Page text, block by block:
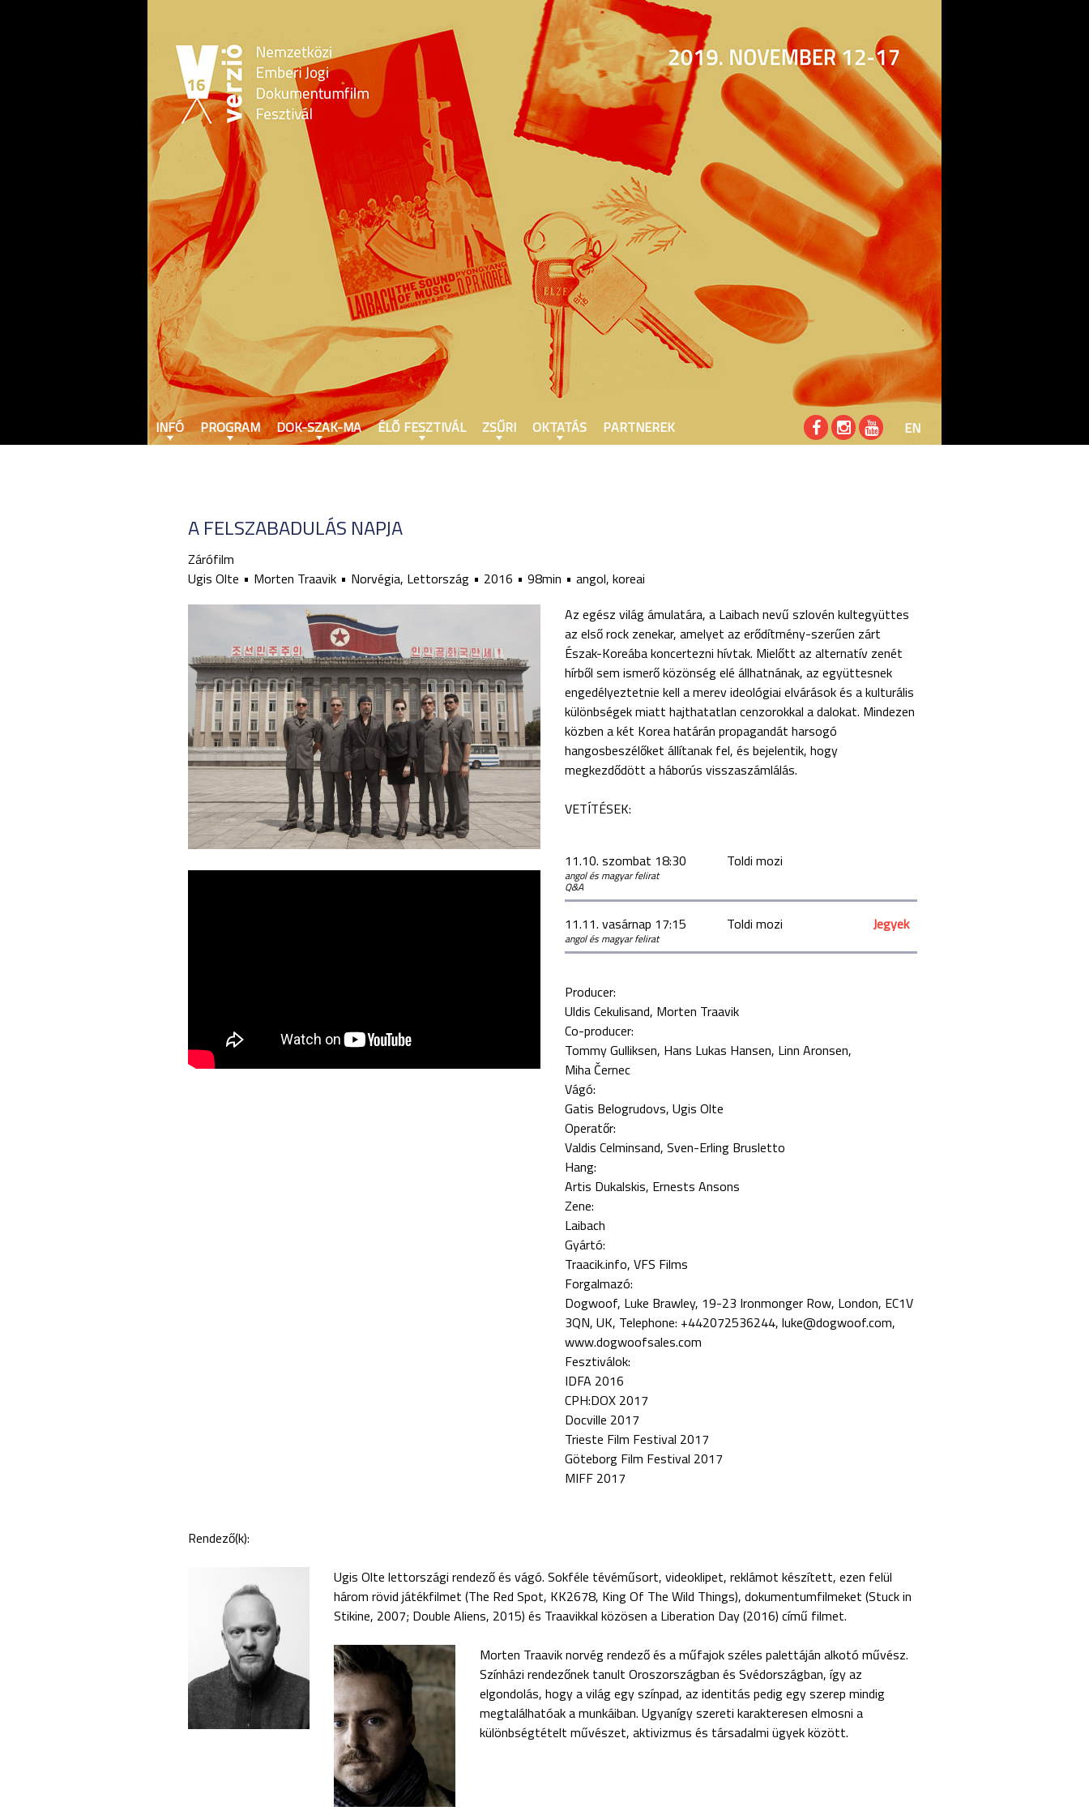
Jump to navigation
A FELSZABADULÁS NAPJA
Zárófilm
Ugis Olte
Morten Traavik Norvégia, Lettország 2016 98min
angol, koreai
Az egész világ ámulatára, a Laibach nevű szlovén kultegyüttes
az első rock zenekar, amelyet az erődítmény-szerűen zárt
Észak-Koreába koncertezni hívtak. Mielőtt az alternatív zenét
hírből sem ismerő közönség elé állhatnának, az együttesnek
engedélyeztetnie kell a merev ideológiai elvárások és a kulturális
különbségek miatt hajthatatlan cenzorokkal a dalokat. Mindezen
közben a két Korea határán propagandát harsogó
hangosbeszélőket állítanak fel, és bejelentik, hogy
megkezdődött a háborús visszaszámlálás.
VETÍTÉSEK:
11.10. szombat 18:30 Toldi mozi
angol és magyar felirat
Q&A
11.11. vasárnap 17:15 Toldi mozi Jegyek
angol és magyar felirat
Producer:
Uldis Cekulisand Morten Traavik
Co-producer:
Tommy Gulliksen Hans Lukas Hansen Linn Aronsen
Miha Černec
Vágó:
Gatis Belogrudovs Ugis Olte
Operatőr:
Valdis Celminsand Sven-Erling Brusletto
Hang:
Artis Dukalskis Ernests Ansons
Zene:
Laibach
Gyártó:
Traacik.info, VFS Films
Forgalmazó:
Dogwoof, Luke Brawley, 19-23 Ironmonger Row, London, EC1V
3QN, UK, Telephone: +442072536244, luke@dogwoof.com,
www.dogwoofsales.com
Fesztiválok:
IDFA 2016
CPH:DOX 2017
Docville 2017
Trieste Film Festival 2017
Göteborg Film Festival 2017
MIFF 2017
Rendező(k):
Ugis Olte lettországi rendező és vágó. Sokféle tévéműsort, videoklipet, reklámot készített, ezen felül
három rövid játékfilmet (The Red Spot, KK2678, King Of The Wild Things), dokumentumfilmeket (Stuck in
Stikine, 2007; Double Aliens, 2015) és Traavikkal közösen a Liberation Day (2016) című filmet.
Morten Traavik norvég rendező és a műfajok széles palettáján alkotó művész.
Színházi rendezőnek tanult Oroszországban és Svédországban, így az
elgondolás, hogy a világ egy színpad, az identitás pedig egy szerep mindig
megtalálhatóak a munkáiban. Ugyanígy szereti karakteresen elmosni a
különbségtételt művészet, aktivizmus és társadalmi ügyek között.
INFÓ PROGRAM DOK-SZAK-MA ÉLŐ FESZTIVÁL ZSŰRI OKTATÁS PARTNEREK EN